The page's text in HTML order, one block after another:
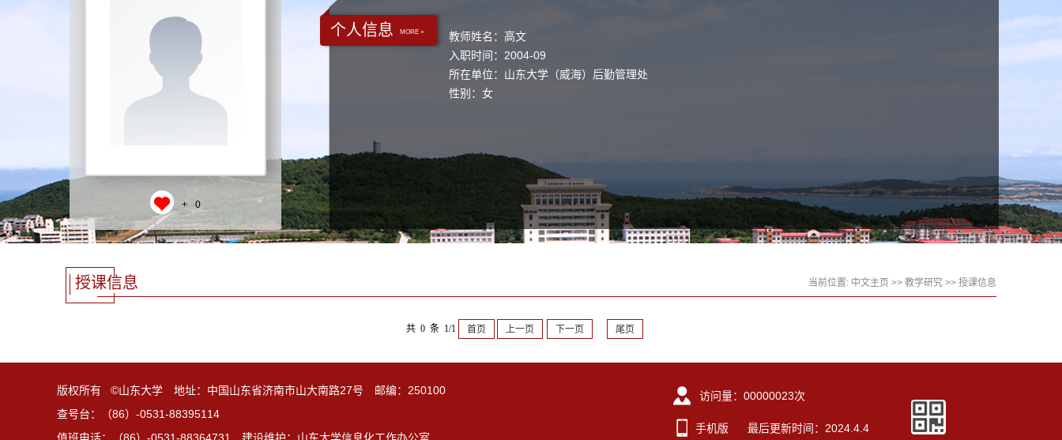
+ 0
个人信息 MORE +
教师姓名：高文
入职时间：2004-09
所在单位：山东大学（威海）后勤管理处
性别：女
授课信息 当前位置: 中文主页 >> 教学研究 >> 授课信息
共 0 条 1/1 首页 上一页 下一页 尾页
版权所有 ©山东大学 地址：中国山东省济南市山大南路27号 邮编：250100
查号台：（86）-0531-88395114
访问量： 00000023次
手机版 最后更新时间： 2024 4 4